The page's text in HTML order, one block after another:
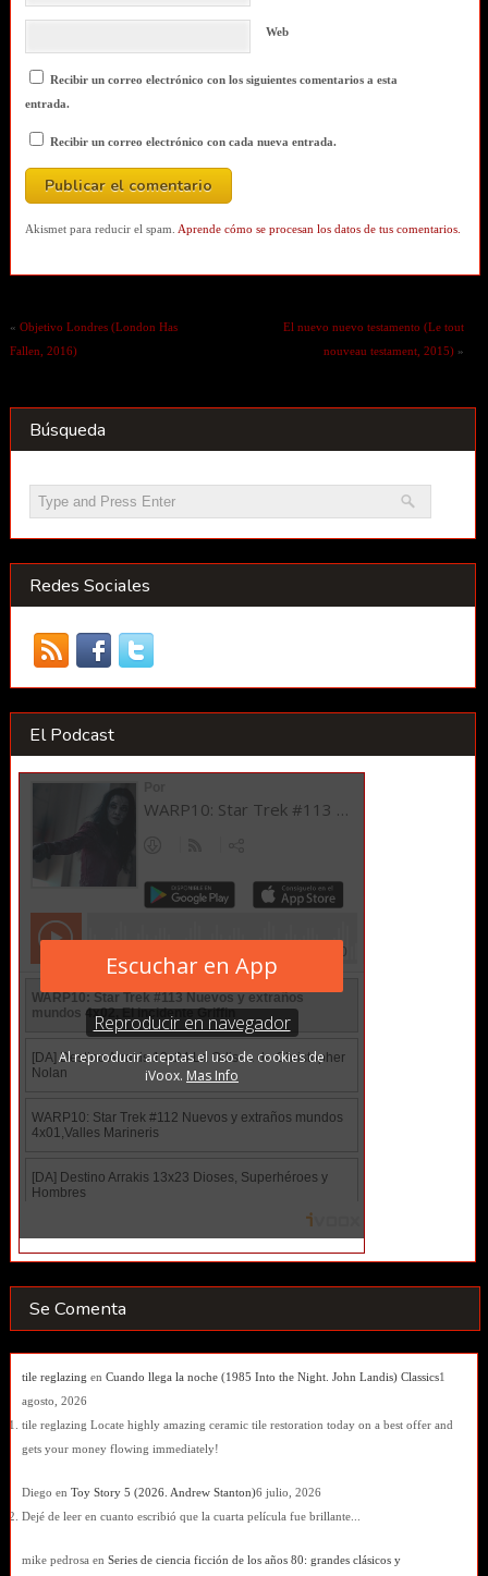
Web
Recibir un correo electrónico con los siguientes comentarios a esta
entrada.
Recibir un correo electrónico con cada nueva entrada.
Akismet para reducir el spam. Aprende cómo se procesan los datos de tus comentarios.
« Objetivo Londres (London Has
Fallen, 2016)
El nuevo nuevo testamento (Le tout
nouveau testament, 2015) »
Búsqueda
Redes Sociales
El Podcast
Se Comenta
tile reglazing en Cuando llega la noche (1985 Into the Night. John Landis) Classics1
agosto, 2026
tile reglazing Locate highly amazing ceramic tile restoration today on a best offer and
gets your money flowing immediately!
Diego en Toy Story 5 (2026. Andrew Stanton)6 julio, 2026
Dejé de leer en cuanto escribió que la cuarta película fue brillante...
mike pedrosa en Series de ciencia ficción de los años 80: grandes clásicos y